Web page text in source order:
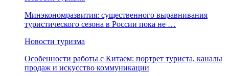
Минэкономразвития: существенного выравнивания
туристического сезона в России пока не …
Новости туризма
Особенности работы с Китаем: портрет туриста, каналы
продаж и искусство коммуникации